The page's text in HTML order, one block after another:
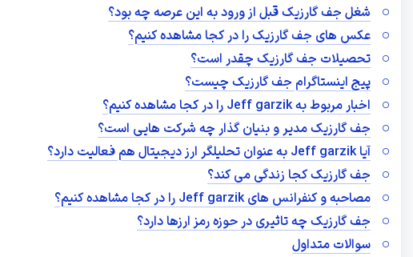
شغل جف گارزیک قبل از ورود به این عرصه چه بود؟
عکس های جف گارزیک را در کجا مشاهده کنیم؟
تحصیلات جف گارزیک چقدر است؟
پیج اینستاگرام جف گارزیک چیست؟
اخبار مربوط به Jeff garzik را در کجا مشاهده کنیم؟
جف گارزیک مدیر و بنیان گذار چه شرکت هایی است؟
آیا Jeff garzik به عنوان تحلیلگر ارز دیجیتال هم فعالیت دارد؟
جف گارزیک کجا زندگی می کند؟
مصاحبه و کنفرانس های Jeff garzik را در کجا مشاهده کنیم؟
جف گارزیک چه تاثیری در حوزه رمز ارزها دارد؟
سوالات متداول